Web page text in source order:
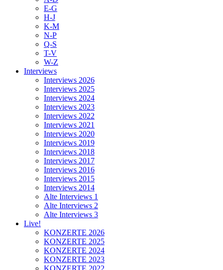
E-G
H-J
K-M
N-P
Q-S
T-V
W-Z
Interviews
Interviews 2026
Interviews 2025
Interviews 2024
Interviews 2023
Interviews 2022
Interviews 2021
Interviews 2020
Interviews 2019
Interviews 2018
Interviews 2017
Interviews 2016
Interviews 2015
Interviews 2014
Alte Interviews 1
Alte Interviews 2
Alte Interviews 3
Live!
KONZERTE 2026
KONZERTE 2025
KONZERTE 2024
KONZERTE 2023
KONZERTE 2022